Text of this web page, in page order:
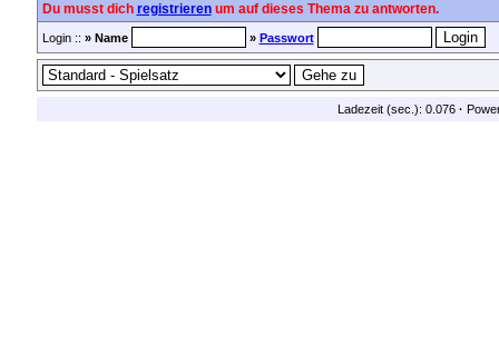
Du musst dich registrierenum auf dieses Thema zu antworten.
Login :: » Name » Passwort
Ladezeit (sec.): 0.076 ·